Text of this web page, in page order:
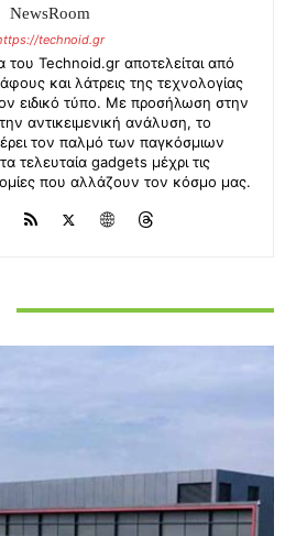
NewsRoom
technoid.gr
του Technoid.gr αποτελείται από
και λάτρεις της τεχνολογίας
ειδικό τύπο. Με προσήλωση στην
αντικειμενική ανάλυση, το
τον παλμό των παγκόσμιων
τελευταία gadgets μέχρι τις
που αλλάζουν τον κόσμο μας.